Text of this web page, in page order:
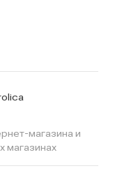
магазина и
магазинах